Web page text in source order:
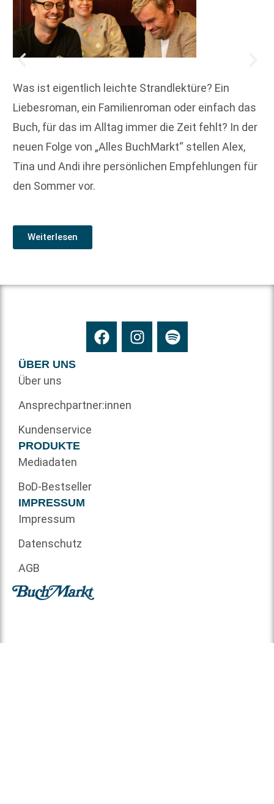
Was ist eigentlich leichte Strandlektüre? Ein
Liebesroman, ein Familienroman oder einfach das
Buch, für das im Alltag immer die Zeit fehlt? In der
neuen Folge von „Alles BuchMarkt“ stellen Alex,
Tina und Andi ihre persönlichen Empfehlungen für
den Sommer vor.
Weiterlesen
ÜBER UNS
Über uns
Ansprechpartner:innen
Kundenservice
PRODUKTE
Mediadaten
BoD-Bestseller
IMPRESSUM
Impressum
Datenschutz
AGB